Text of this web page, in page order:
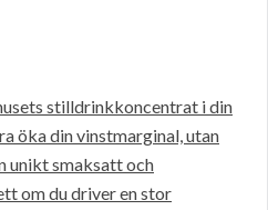
stilldrinkkoncentrat i din
öka din vinstmarginal, utan
unikt smaksatt och
om du driver en stor